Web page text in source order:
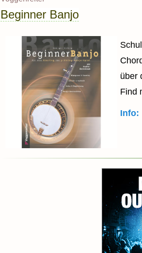
Beginner Banjo
über
Find